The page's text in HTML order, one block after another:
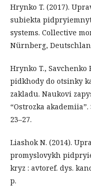
Hrynko T. (2017).
subiekta
systems. Collective
Nürnberg,
Hrynko T., Savchenko
pidkhody do otsinky
zakladu. Naukovi
“Ostrozka
23–27.
Liashok N. (2014).
promyslovykh
kryz : avtoref. dys.
p.